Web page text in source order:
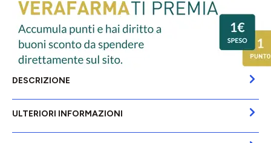
DESCRIZIONE
ULTERIORI INFORMAZIONI